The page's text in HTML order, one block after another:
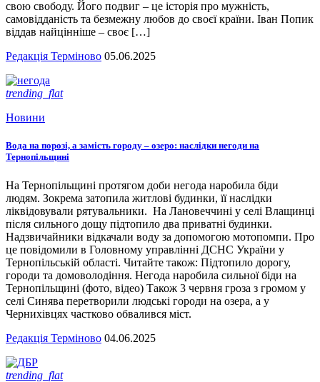
свою свободу. Його подвиг – це історія про мужність,
самовідданість та безмежну любов до своєї країни. Іван Попик
віддав найцінніше – своє […]
Редакція Терміново 05.06.2025
trending_flat
Новини
Вода на порозі, а замість городу – озеро: наслідки негоди на
Тернопільщині
На Тернопільщині протягом доби негода наробила біди
людям. Зокрема затопила житлові будинки, її наслідки
ліквідовували рятувальники. На Лановеччині у селі Влащинці
після сильного дощу підтопило два приватні будинки.
Надзвичайники відкачали воду за допомогою мотопомпи. Про
це повідомили в Головному управлінні ДСНС України у
Тернопільській області. Читайте також: Підтопило дорогу,
городи та домоволодіння. Негода наробила сильної біди на
Тернопільщині (фото, відео) Також 3 червня гроза з громом у
селі Синява перетворили людські городи на озера, а у
Чернихівцях частково обвалився міст.
Редакція Терміново 04.06.2025
trending_flat